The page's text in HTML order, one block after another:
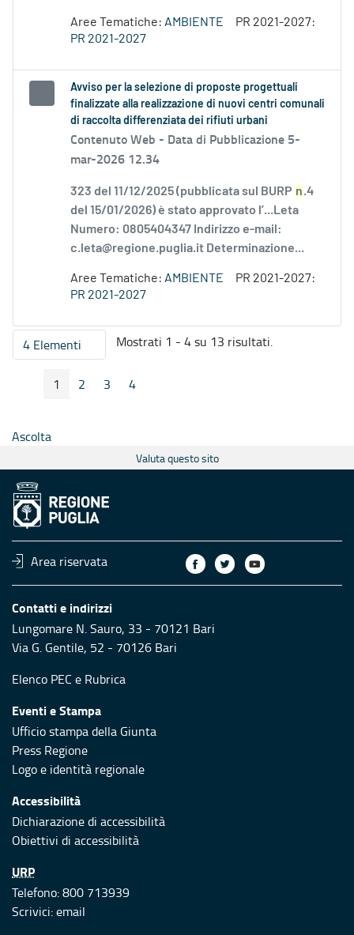
Aree Tematiche: AMBIENTE
PR 2021-2027:
PR 2021-2027
Avviso per la selezione di proposte progettuali
finalizzate alla realizzazione di nuovi centri comunali
di raccolta differenziata dei rifiuti urbani
Contenuto Web - Data di Pubblicazione 5-
mar-2026 12.34
323 del 11/12/2025 (pubblicata sul BURP n.4
del 15/01/2026) è stato approvato l’...Leta
Numero: 0805404347 Indirizzo e-mail:
c.leta@regione.puglia.it Determinazione...
Aree Tematiche: AMBIENTE
PR 2021-2027:
PR 2021-2027
4 ElementiPer pagina
Mostrati 1 - 4 su 13 risultati.
Pagina Precedente
Pagina
1 Pagina
2 Pagina
3 Pagina
4
Ascolta
Valuta questo sito
Area riservata
Contatti e indirizzi
Lungomare N. Sauro, 33 - 70121 Bari
Via G. Gentile, 52 - 70126 Bari
Elenco PEC e Rubrica
Eventi e Stampa
Ufficio stampa della Giunta
Press Regione
Logo e identità regionale
Accessibilità
Dichiarazione di accessibilità
Obiettivi di accessibilità
URP
Telefono: 800 713939
Scrivici:email